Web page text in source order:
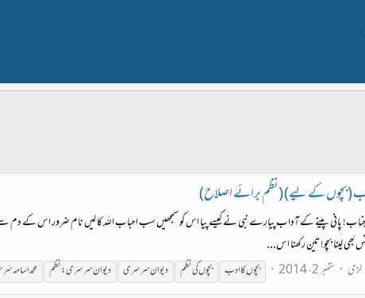
(بچوں کے لیے) (نظم برائے اصلاح)
پانی پینے کے آداب پیارے نبی نے کیسے پیا اس کو سمجھیں سب احباب اللہ کا لیں نام ضرور اس کے دم سے
لینا بچو! تین رکھنا اس...
لڑی ستمبر 2، 2014 بچوںکا ادب بچوںکینظم دیوان سرسری دیوان سرسری:نظم محمد اسامہ